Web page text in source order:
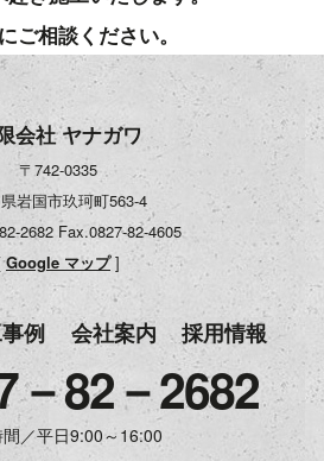
ご相談ください。
会社 ヤナガワ
〒742-0335
岩国市玖珂町563-4
2682 Fax.0827-82-4605
Google マップ]
例 会社案内 採用情報
－82－2682
／平日9:00～16:00